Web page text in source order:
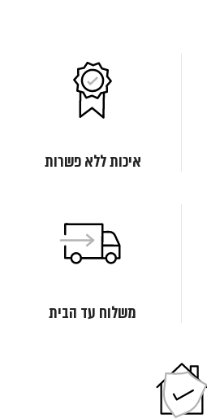
איכות ללא פשרות
משלוח עד הבית